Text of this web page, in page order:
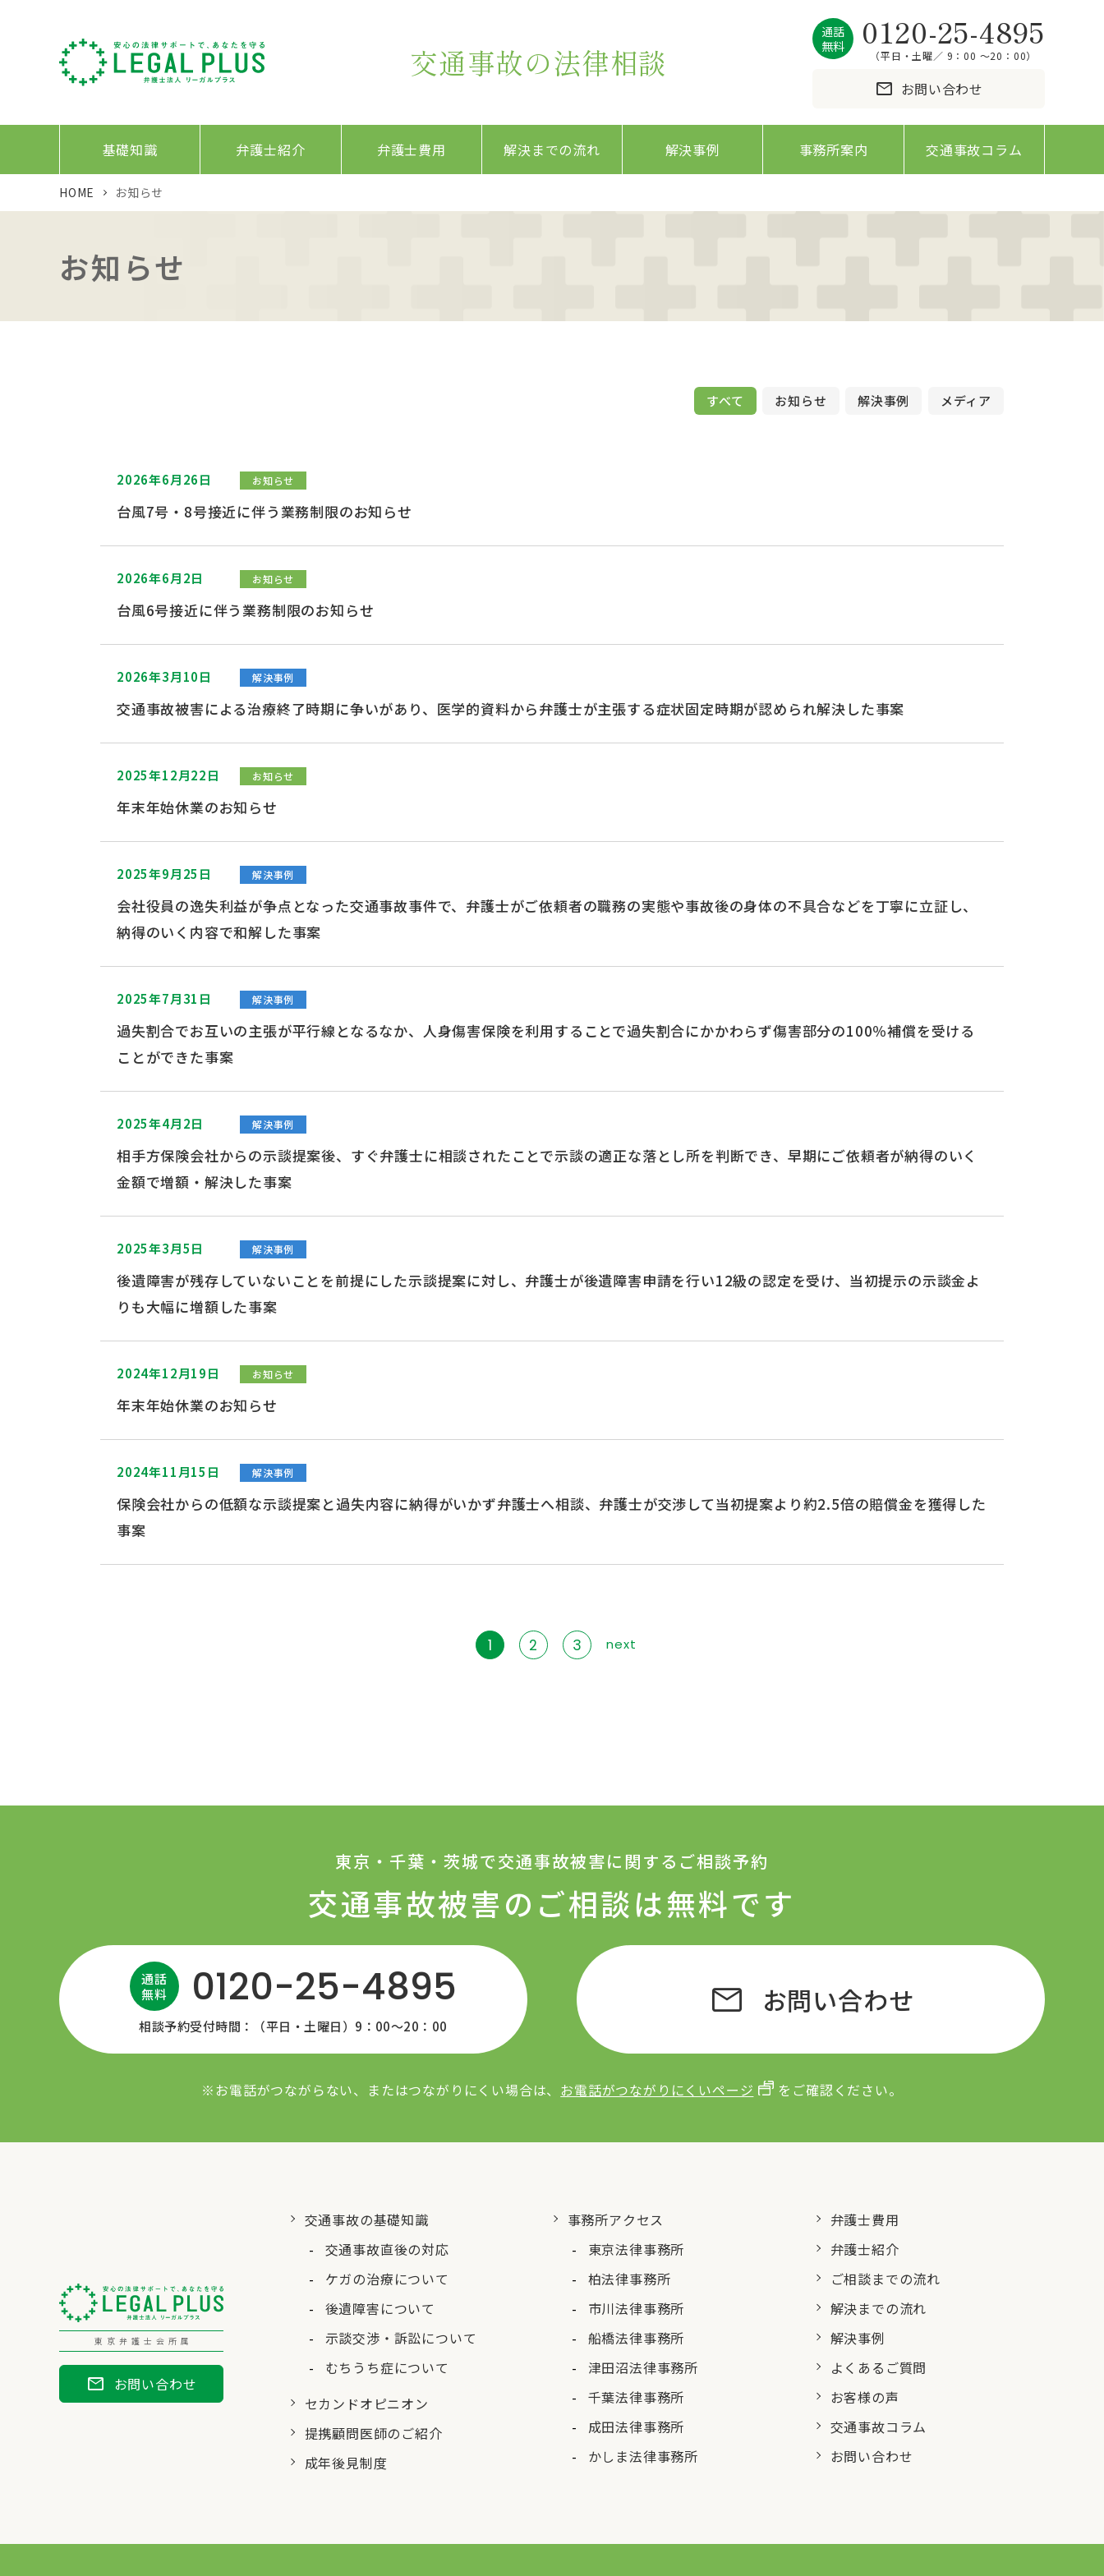
交通事故の法律相談
通話
無料
0120-25-4895
（平日・土曜／ 9：00 〜20：00）
mail お問い合わせ
基礎知識 弁護士紹介 弁護士費用 解決までの流れ 解決事例 事務所案内 交通事故コラム
HOME お知らせ
お知らせ
すべて お知らせ 解決事例 メディア
台風7号・8号接近に伴う業務制限のお知らせ
2026年6月26日 お知らせ
台風6号接近に伴う業務制限のお知らせ
2026年6月2日 お知らせ
交通事故被害による治療終了時期に争いがあり、医学的資料から弁護士が主張する症状固定時期が認められ解決した事案
2026年3月10日 解決事例
年末年始休業のお知らせ
2025年12月22日 お知らせ
会社役員の逸失利益が争点となった交通事故事件で、弁護士がご依頼者の職務の実態や事故後の身体の不具合などを丁寧に立証し、
納得のいく内容で和解した事案
2025年9月25日 解決事例
過失割合でお互いの主張が平行線となるなか、人身傷害保険を利用することで過失割合にかかわらず傷害部分の100％補償を受ける
ことができた事案
2025年7月31日 解決事例
相手方保険会社からの示談提案後、すぐ弁護士に相談されたことで示談の適正な落とし所を判断でき、早期にご依頼者が納得のいく
金額で増額・解決した事案
2025年4月2日 解決事例
後遺障害が残存していないことを前提にした示談提案に対し、弁護士が後遺障害申請を行い12級の認定を受け、当初提示の示談金よ
りも大幅に増額した事案
2025年3月5日 解決事例
年末年始休業のお知らせ
2024年12月19日 お知らせ
保険会社からの低額な示談提案と過失内容に納得がいかず弁護士へ相談、弁護士が交渉して当初提案より約2.5倍の賠償金を獲得した
事案
2024年11月15日 解決事例
1 2 3 next
交通事故被害の ご相談は無料です
東京・千葉・茨城で交通事故被害に関するご相談予約
通話
無料
0120-25-4895
相談予約受付時間：（平日・土曜日）9：00〜20：00
mail お問い合わせ
※お電話がつながらない、またはつながりにくい場合は、 お電話がつながりにくいページ をご確認ください。
東京弁護士会所属
mail お問い合わせ
交通事故の基礎知識
交通事故直後の対応
ケガの治療について
後遺障害について
示談交渉・訴訟について
むちうち症について
セカンドオピニオン
提携顧問医師のご紹介
成年後見制度
事務所アクセス
東京法律事務所
柏法律事務所
市川法律事務所
船橋法律事務所
津田沼法律事務所
千葉法律事務所
成田法律事務所
かしま法律事務所
弁護士費用
弁護士紹介
ご相談までの流れ
解決までの流れ
解決事例
よくあるご質問
お客様の声
交通事故コラム
お問い合わせ